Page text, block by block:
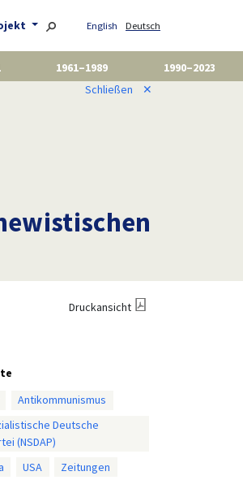
English Deutsch
1961–1989
1990–2023
Schließen ✕
Druckansicht
Antikommunismus
Deutsche
(NSDAP)
USA Zeitungen